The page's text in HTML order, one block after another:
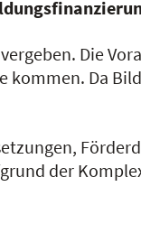
Die
kommen. Da
der